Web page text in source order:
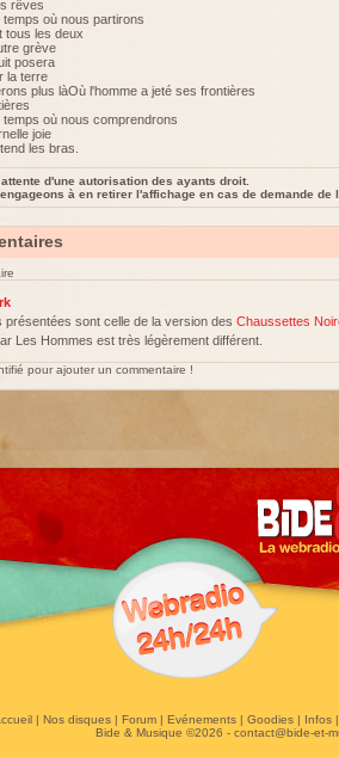
rêves
temps où nous partirons
tous les deux
grève
posera
la terre
plus làOù l'homme a jeté ses frontières
temps où nous comprendrons
joie
les bras.
d'une autorisation des ayants droit.
à en retirer l'affichage en cas de demande de
présentées sont celle de la version des Chaussettes
Les Hommes est très légèrement différent.
pour ajouter un commentaire !
| Nos disques| Forum| Evénements| Goodies| Infos
Bide & Musique ©2026 - contact@bide-et-